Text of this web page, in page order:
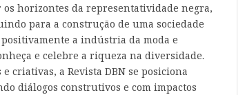
os horizontes da representatividade negra,
para a construção de uma sociedade
a indústria da moda e
e celebre a riqueza na diversidade.
criativas, a Revista DBN se posiciona
diálogos construtivos e com impactos